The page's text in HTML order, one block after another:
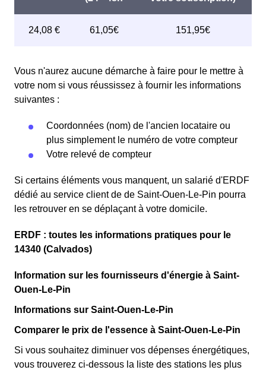
Vous n'aurez aucune démarche à faire pour le mettre à
votre nom si vous réussissez à fournir les informations
suivantes :
Coordonnées (nom) de l'ancien locataire ou
plus simplement le numéro de votre compteur
Votre relevé de compteur
Si certains éléments vous manquent, un salarié d'ERDF
dédié au service client de de Saint-Ouen-Le-Pin pourra
les retrouver en se déplaçant à votre domicile.
ERDF : toutes les informations pratiques pour le
14340 (Calvados)
Information sur les fournisseurs d'énergie à Saint-
Ouen-Le-Pin
Informations sur Saint-Ouen-Le-Pin
Comparer le prix de l'essence à Saint-Ouen-Le-Pin
Si vous souhaitez diminuer vos dépenses énergétiques,
vous trouverez ci-dessous la liste des stations les plus